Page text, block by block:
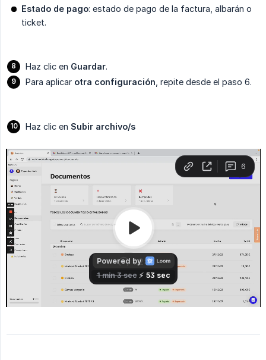
Estado de pago: estado de pago de la factura, albarán o
ticket.
Haz clic en Guardar.
Para aplicar otra configuración , repite desde el paso 6.
Haz clic en Subir archivo/s